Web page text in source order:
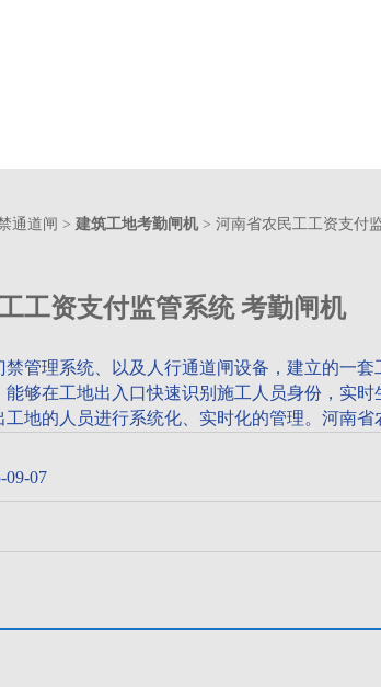
通道闸 > 建筑工地考勤闸机 > 河南省农民工工资支付
工资支付监管系统 考勤闸机
禁管理系统、以及人行通道闸设备，建立的一套
能够在工地出入口快速识别施工人员身份，实时
工地的人员进行系统化、实时化的管理。河南省
09-07